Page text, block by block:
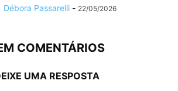
Débora Passarelli - 22/05/2026
COMENTÁRIOS
UMA RESPOSTA